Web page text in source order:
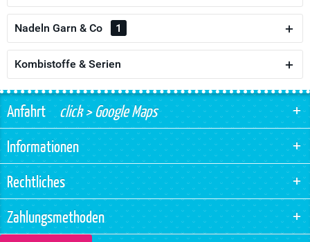
Nadeln Garn & Co 1
Kombistoffe & Serien
Anfahrtclick > Google Maps
Informationen
Rechtliches
Zahlungsmethoden